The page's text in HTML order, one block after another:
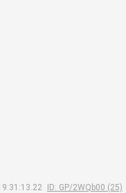
ID: GP/2WQb00 (25)